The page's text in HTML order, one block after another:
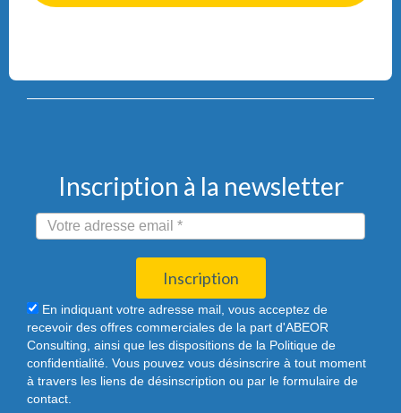
Inscription à la newsletter
Inscription
En indiquant votre adresse mail, vous acceptez de
recevoir des offres commerciales de la part d'ABEOR
Consulting, ainsi que les dispositions de la Politique de
confidentialité. Vous pouvez vous désinscrire à tout moment
à travers les liens de désinscription ou par le formulaire de
contact.